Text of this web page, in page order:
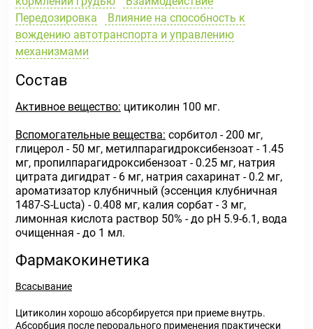
Передозировка
Влияние на способность к
вождению автотранспорта и управлению
механизмами
Состав
Активное вещество: цитиколин 100 мг.
Вспомогательные вещества: сорбитол - 200 мг,
глицерол - 50 мг, метилпарагидроксибензоат - 1.45
мг, пропилпарагидроксибензоат - 0.25 мг, натрия
цитрата дигидрат - 6 мг, натрия сахаринат - 0.2 мг,
ароматизатор клубничный (эссенция клубничная
1487-S-Lucta) - 0.408 мг, калия сорбат - 3 мг,
лимонная кислота раствор 50% - до pH 5.9-6.1, вода
очищенная - до 1 мл.
Фармакокинетика
Всасывание
Цитиколин хорошо абсорбируется при приеме внутрь.
Абсорбция после перорального применения практически